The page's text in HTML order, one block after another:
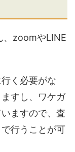
、zoomやLINE
く必要がな
すし、ワケガ
ますので、査
行うことが可